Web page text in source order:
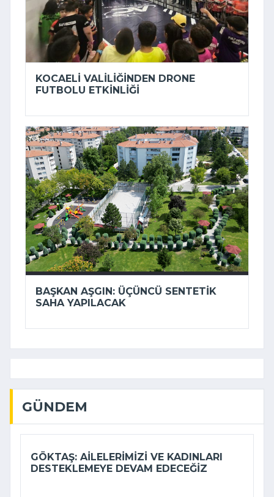
KOCAELI VALILIĞINDEN DRONE
FUTBOLU ETKINLIĞI
BAŞKAN AŞGIN: ÜÇÜNCÜ SENTETIK
SAHA YAPILACAK
GÜNDEM
GÖKTAŞ: AILELERIMIZI VE KADINLARI
DESTEKLEMEYE DEVAM EDECEĞIZ